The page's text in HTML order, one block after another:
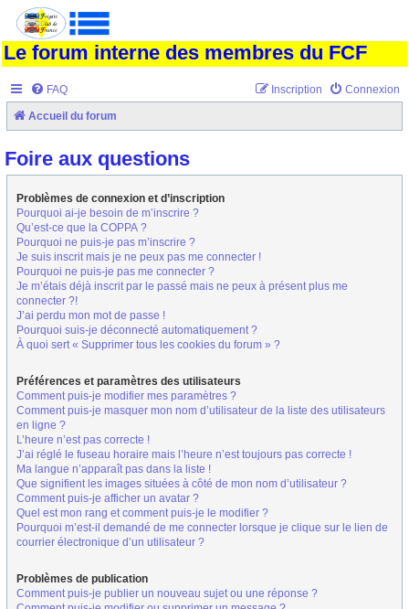
Le forum interne des membres du FCF
FAQ Connexion
Inscription
Accueil du forum
Foire aux questions
Problèmes de connexion et d’inscription
Pourquoi ai-je besoin de m’inscrire ?
Qu’est-ce que la COPPA ?
Pourquoi ne puis-je pas m’inscrire ?
Je suis inscrit mais je ne peux pas me connecter !
Pourquoi ne puis-je pas me connecter ?
Je m’étais déjà inscrit par le passé mais ne peux à présent plus me
connecter ?!
J’ai perdu mon mot de passe !
Pourquoi suis-je déconnecté automatiquement ?
À quoi sert « Supprimer tous les cookies du forum » ?
Préférences et paramètres des utilisateurs
Comment puis-je modifier mes paramètres ?
Comment puis-je masquer mon nom d’utilisateur de la liste des utilisateurs
en ligne ?
L’heure n’est pas correcte !
J’ai réglé le fuseau horaire mais l’heure n’est toujours pas correcte !
Ma langue n’apparaît pas dans la liste !
Que signifient les images situées à côté de mon nom d’utilisateur ?
Comment puis-je afficher un avatar ?
Quel est mon rang et comment puis-je le modifier ?
Pourquoi m’est-il demandé de me connecter lorsque je clique sur le lien de
courrier électronique d’un utilisateur ?
Problèmes de publication
Comment puis-je publier un nouveau sujet ou une réponse ?